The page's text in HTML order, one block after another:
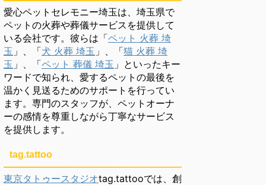
愛心ペットセレモニー埼玉は、埼玉県で
ペットの火葬や葬儀サービスを提供して
いる会社です。彼らは「ペット 火葬 埼
玉 」、「犬 火葬 埼玉 」、「猫 火葬 埼
玉 」、「ペット 葬儀 埼玉 」といったキー
ワードで知られ、愛するペットの最後を
温かく見送るためのサポートを行ってい
ます。専門のスタッフが、ペットオーナ
ーの感情を尊重しながら丁寧なサービス
を提供します。
tag.tattoo
東京タトゥースタジオtag.tattooでは、創